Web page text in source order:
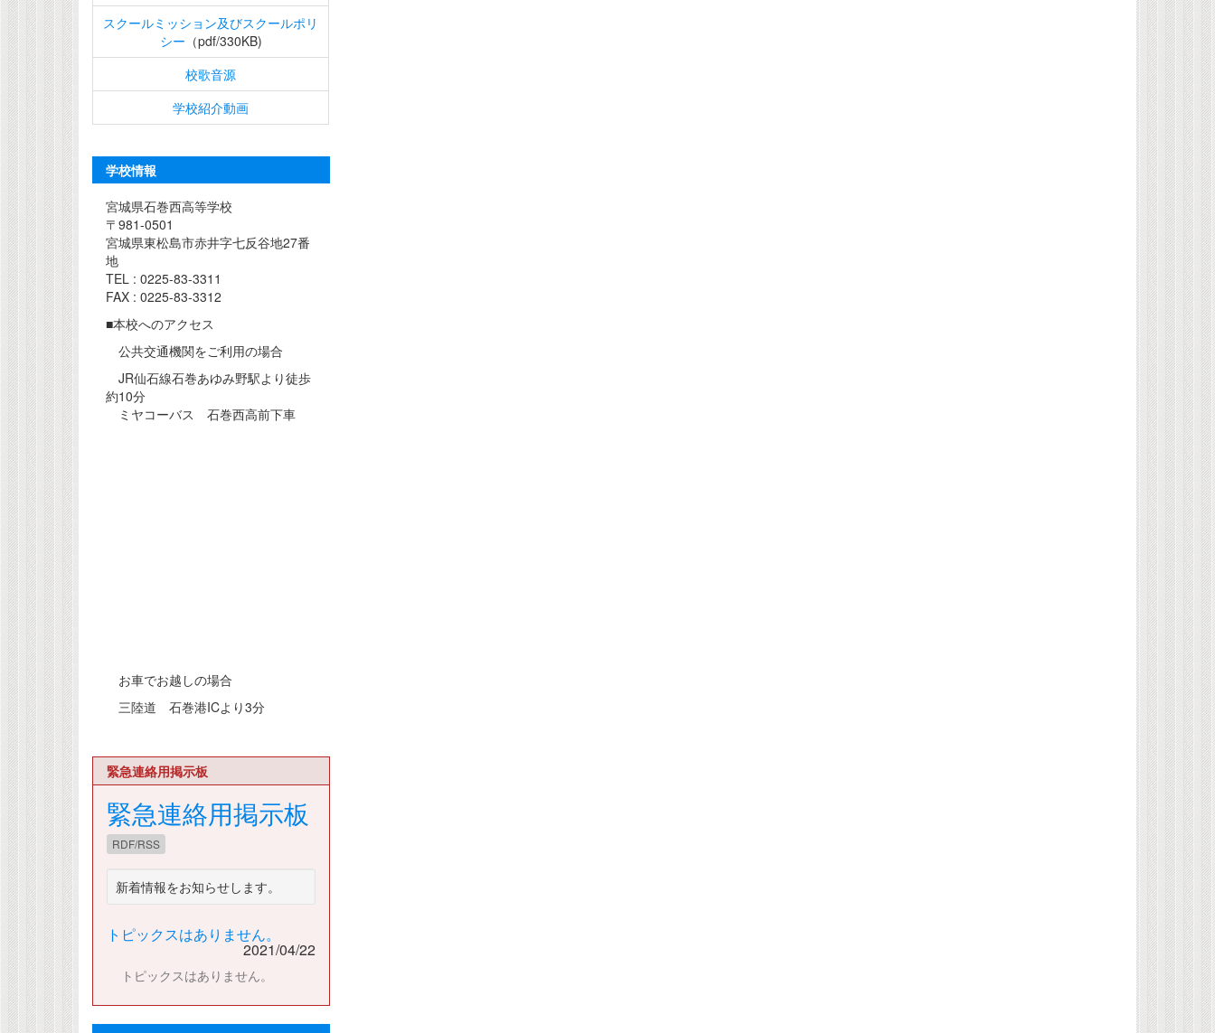
スクールミッション及びスクールポリ
シー （pdf/330KB)
校歌音源
学校紹介動画
学校情報
宮城県石巻西高等学校
〒981-0501
宮城県東松島市赤井字七反谷地27番
地
TEL : 0225-83-3311
FAX : 0225-83-3312
■本校へのアクセス
公共交通機関をご利用の場合
JR仙石線石巻あゆみ野駅より徒歩
約10分
ミヤコーバス 石巻西高前下車
お車でお越しの場合
三陸道 石巻港ICより3分
緊急連絡用掲示板
緊急連絡用掲示板
RDF/RSS
新着情報をお知らせします。
トピックスはありません。
2021/04/22
トピックスはありません。